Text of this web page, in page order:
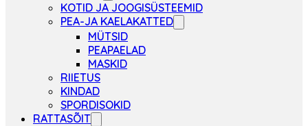
KOTID JA JOOGISÜSTEEMID
PEA-JA KAELAKATTED
MÜTSID
PEAPAELAD
MASKID
RIIETUS
KINDAD
SPORDISOKID
RATTASÕIT